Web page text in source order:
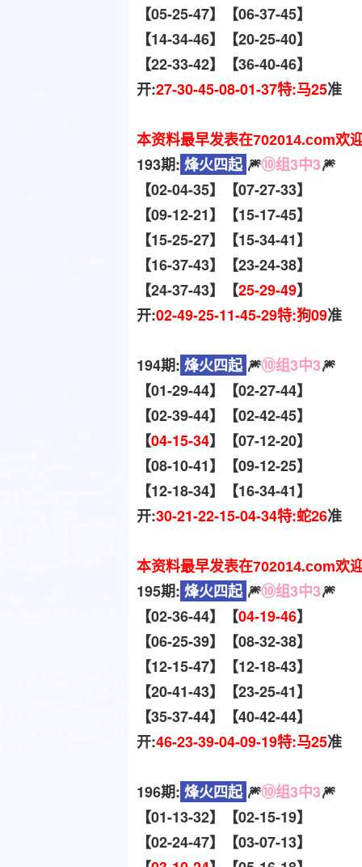
【05-25-47】【06-37-45】
【14-34-46】【20-25-40】
【22-33-42】【36-40-46】
开:27-30-45-08-01-37特:马25准
本资料最早发表在702014.com欢
193期: 烽火四起 🎆⑩组3中3🎆
【02-04-35】【07-27-33】
【09-12-21】【15-17-45】
【15-25-27】【15-34-41】
【16-37-43】【23-24-38】
【24-37-43】【25-29-49】
开:02-49-25-11-45-29特:狗09准
194期: 烽火四起 🎆⑩组3中3🎆
【01-29-44】【02-27-44】
【02-39-44】【02-42-45】
【04-15-34】【07-12-20】
【08-10-41】【09-12-25】
【12-18-34】【16-34-41】
开:30-21-22-15-04-34特:蛇26准
本资料最早发表在702014.com欢
195期: 烽火四起 🎆⑩组3中3🎆
【02-36-44】【04-19-46】
【06-25-39】【08-32-38】
【12-15-47】【12-18-43】
【20-41-43】【23-25-41】
【35-37-44】【40-42-44】
开:46-23-39-04-09-19特:马25准
196期: 烽火四起 🎆⑩组3中3🎆
【01-13-32】【02-15-19】
【02-24-47】【03-07-13】